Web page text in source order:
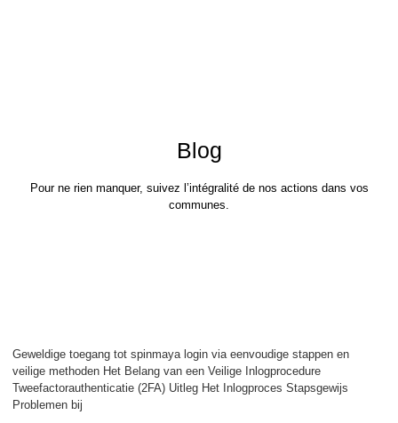
Blog
Pour ne rien manquer, suivez l’intégralité de nos actions dans vos
communes.
Geweldige toegang tot spinmaya login via eenvoudige stappen en
veilige methoden Het Belang van een Veilige Inlogprocedure
Tweefactorauthenticatie (2FA) Uitleg Het Inlogproces Stapsgewijs
Problemen bij